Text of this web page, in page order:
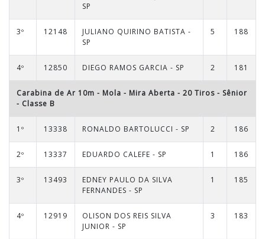
SP
3º 12148
JULIANO QUIRINO BATISTA -
SP
5 188
4º 12850 DIEGO RAMOS GARCIA - SP 2 181
Carabina de Ar 10m - Mola - Mira Aberta - 20 Tiros - Sênior
- Classe B
1º 13338 RONALDO BARTOLUCCI - SP 2 186
2º 13337 EDUARDO CALEFE - SP 1 186
3º 13493
EDNEY PAULO DA SILVA
FERNANDES - SP
1 185
4º 12919
OLISON DOS REIS SILVA
JUNIOR - SP
3 183